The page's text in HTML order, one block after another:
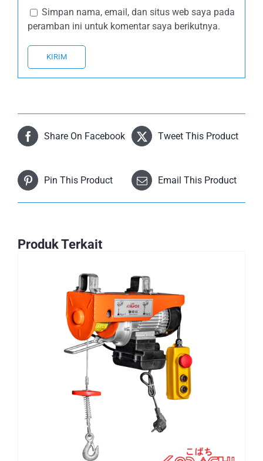
Simpan nama, email, dan situs web saya pada
peramban ini untuk komentar saya berikutnya.
Share On Facebook Tweet This Product
Pin This Product Email This Product
Produk Terkait